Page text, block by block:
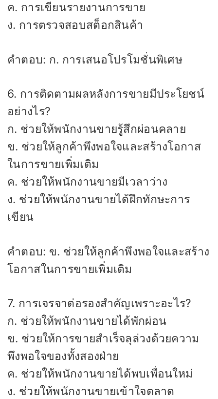
ค. การเขียนรายงานการขาย
ง. การตรวจสอบสต็อกสินค้า
คำตอบ: ก. การเสนอโปรโมชั่นพิเศษ
6. การติดตามผลหลังการขายมีประโยชน์
อย่างไร?
ก. ช่วยให้พนักงานขายรู้สึกผ่อนคลาย
ข. ช่วยให้ลูกค้าพึงพอใจและสร้างโอกาส
ในการขายเพิ่มเติม
ค. ช่วยให้พนักงานขายมีเวลาว่าง
ง. ช่วยให้พนักงานขายได้ฝึกทักษะการ
เขียน
คำตอบ: ข. ช่วยให้ลูกค้าพึงพอใจและสร้าง
โอกาสในการขายเพิ่มเติม
7. การเจรจาต่อรองสำคัญเพราะอะไร?
ก. ช่วยให้พนักงานขายได้พักผ่อน
ข. ช่วยให้การขายสำเร็จลุล่วงด้วยความ
พึงพอใจของทั้งสองฝ่าย
ค. ช่วยให้พนักงานขายได้พบเพื่อนใหม่
ง. ช่วยให้พนักงานขายเข้าใจตลาด